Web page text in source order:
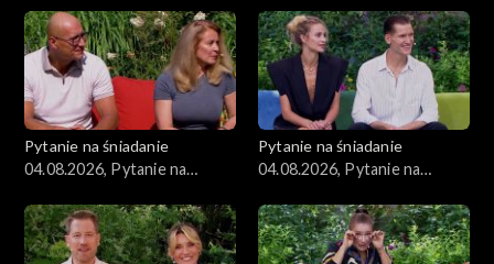
Pytanie na śniadanie
04.08.2026, Pytanie na
Pytanie na śniadanie
04.08.2026, Pytanie na